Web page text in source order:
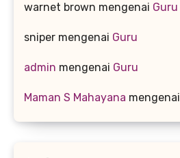
warnet brown mengenai Guru
sniper mengenai Guru
admin mengenai Guru
Maman S Mahayana mengenai